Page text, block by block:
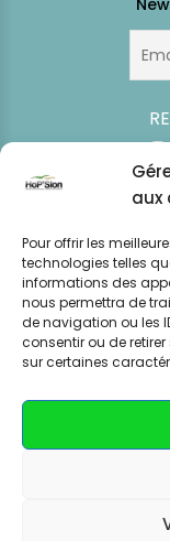
aux
Pour offrir les
technologies telles
informations des
nous permettra de
de navigation ou les
consentir ou de
sur certaines
Simulation
tarifaire